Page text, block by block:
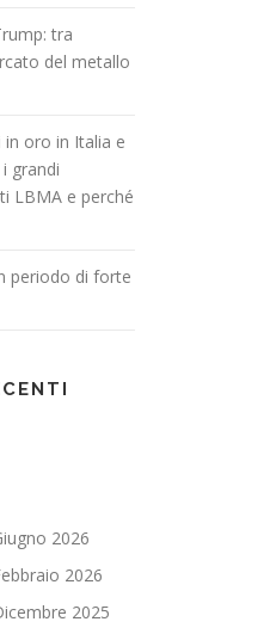
tra
del metallo
oro in Italia e
grandi
LBMA e perché
periodo di forte
2026
2026
2025